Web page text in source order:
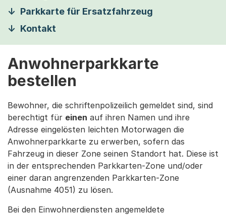
Parkkarte für Ersatzfahrzeug
Kontakt
Anwohnerparkkarte
bestellen
Bewohner, die schriftenpolizeilich gemeldet sind, sind
berechtigt für einen auf ihren Namen und ihre
Adresse eingelösten leichten Motorwagen die
Anwohnerparkkarte zu erwerben, sofern das
Fahrzeug in dieser Zone seinen Standort hat. Diese ist
in der entsprechenden Parkkarten-Zone und/oder
einer daran angrenzenden Parkkarten-Zone
(Ausnahme 4051) zu lösen.
Bei den Einwohnerdiensten angemeldete